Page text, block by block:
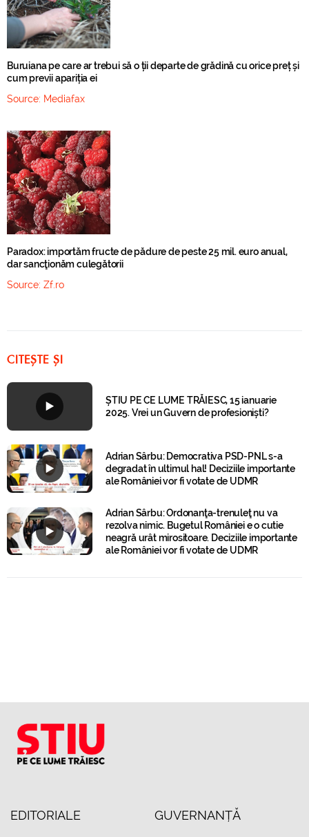
Buruiana pe care ar trebui să o ții departe de grădină cu orice preț și
cum previi apariția ei
Source: Mediafax
Paradox: importăm fructe de pădure de peste 25 mil. euro anual,
dar sancţionăm culegătorii
Source: Zf.ro
CITEȘTE ȘI
ȘTIU PE CE LUME TRĂIESC, 15 ianuarie
2025. Vrei un Guvern de profesioniști?
Adrian Sârbu: Democrativa PSD-PNL s-a
degradat în ultimul hal! Deciziile importante
ale României vor fi votate de UDMR
Adrian Sârbu: Ordonanţa-trenuleţ nu va
rezolva nimic. Bugetul României e o cutie
neagră urât mirositoare. Deciziile importante
ale României vor fi votate de UDMR
EDITORIALE GUVERNANȚĂ